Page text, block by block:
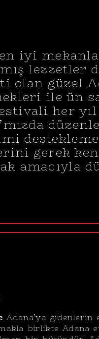
iyi
lezzetler
olan güzel
ile ün
her
gerek
amacıyla
Adana’ya gidenlerin
birlikte Adana